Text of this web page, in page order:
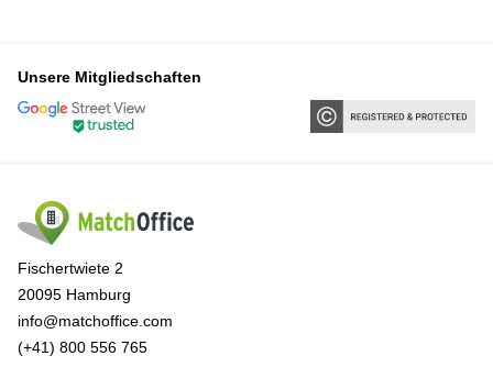
Unsere Mitgliedschaften
Fischertwiete 2
20095 Hamburg
info@matchoffice.com
(+41) 800 556 765